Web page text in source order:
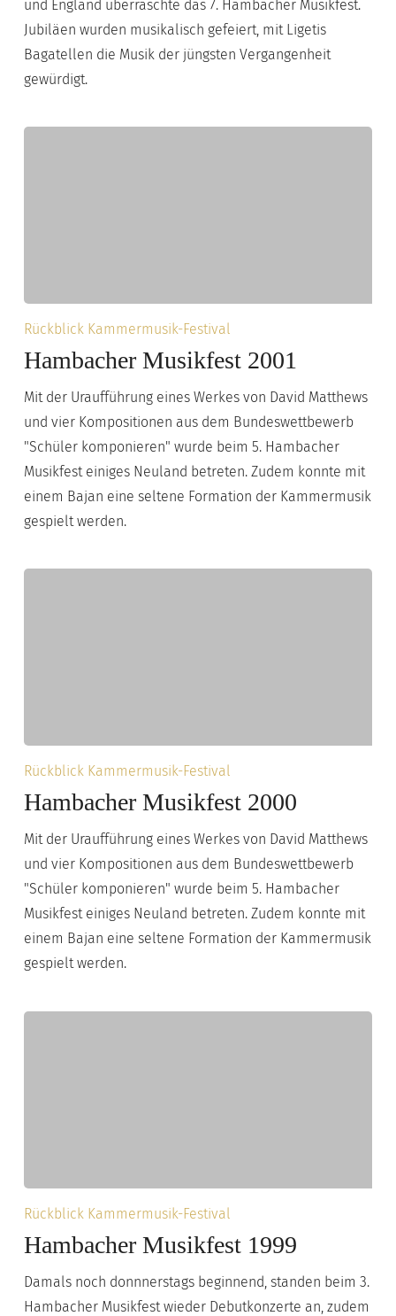
und England überraschte das 7. Hambacher Musikfest.
Jubiläen wurden musikalisch gefeiert, mit Ligetis
Bagatellen die Musik der jüngsten Vergangenheit
gewürdigt.
Hambacher
Musikfest
Rückblick Kammermusik-Festival
Hambacher Musikfest 2001
Mit der Uraufführung eines Werkes von David Matthews
und vier Kompositionen aus dem Bundeswettbewerb
"Schüler komponieren" wurde beim 5. Hambacher
Musikfest einiges Neuland betreten. Zudem konnte mit
einem Bajan eine seltene Formation der Kammermusik
gespielt werden.
Hambacher
Musikfest
Rückblick Kammermusik-Festival
Hambacher Musikfest 2000
Mit der Uraufführung eines Werkes von David Matthews
und vier Kompositionen aus dem Bundeswettbewerb
"Schüler komponieren" wurde beim 5. Hambacher
Musikfest einiges Neuland betreten. Zudem konnte mit
einem Bajan eine seltene Formation der Kammermusik
gespielt werden.
Hambacher
Musikfest
Rückblick Kammermusik-Festival
Hambacher Musikfest 1999
Damals noch donnnerstags beginnend, standen beim 3.
Hambacher Musikfest wieder Debutkonzerte an, zudem